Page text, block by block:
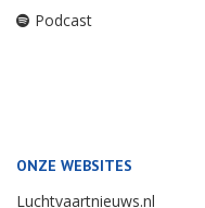
Podcast
ONZE WEBSITES
Luchtvaartnieuws.nl